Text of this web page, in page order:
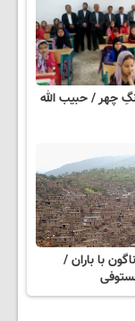
چهر / حبیب الله
با باران /